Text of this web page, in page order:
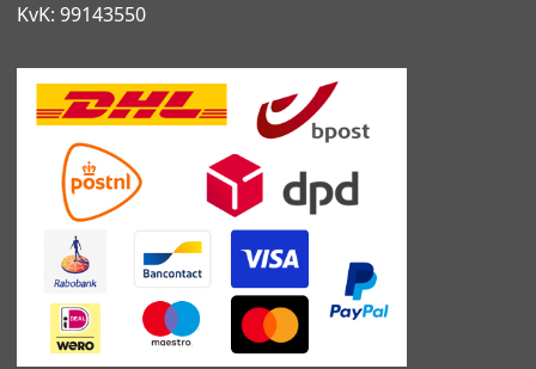
KvK: 99143550